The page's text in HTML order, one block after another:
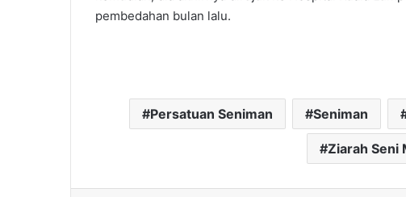
pembedahan bulan lalu.
Persatuan Seniman Seniman
Ziarah Seni